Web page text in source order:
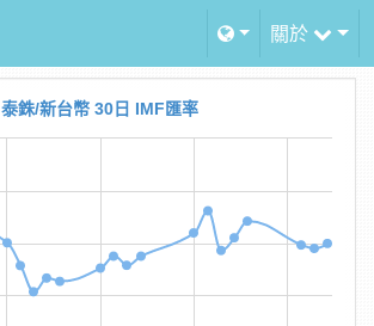
關於
泰銖/新台幣 30日 IMF匯率